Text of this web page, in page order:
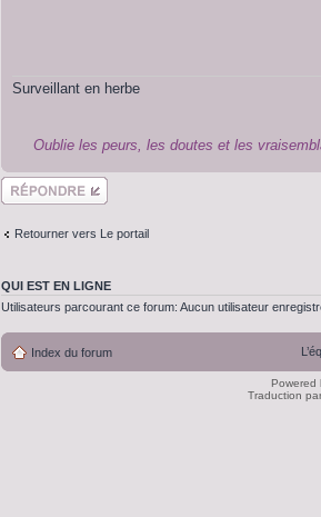
Surveillant en herbe
Oublie les peurs, les doutes et les
Répondre
Retourner vers Le portail
QUI EST EN LIGNE
Utilisateurs parcourant ce forum: Aucun utilisateur
Index du forum
Traduction